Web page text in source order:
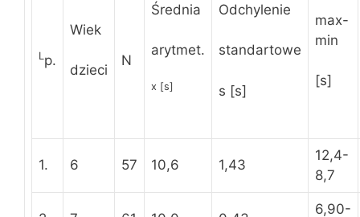
L p.
Wiek
dzieci
N
Średnia
arytmet.
x [s]
Odchylenie
standartowe
s [s]
max-
min
[s]
1. 6 57 10,6 1,43
12,4-
8,7
6,90-